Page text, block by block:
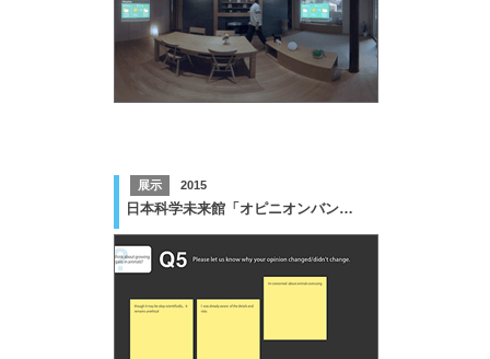
展示 2015
日本科学未来館「オピニオンバンク」